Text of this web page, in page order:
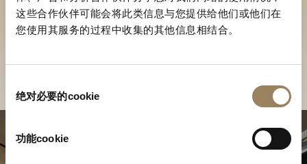
这些合作伙伴可能会将此类信息与您提供给他们或他们在
您使用其服务的过程中收集的其他信息相结合。
绝对必要的cookie
功能cookie
於專賣店探索品牌系列作品
尋找專賣店